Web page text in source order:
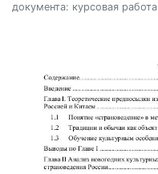
документа: курсовая работа